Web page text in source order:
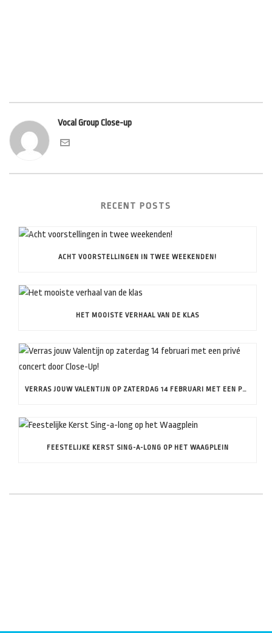
Vocal Group Close-up
RECENT POSTS
ACHT VOORSTELLINGEN IN TWEE WEEKENDEN!
HET MOOISTE VERHAAL VAN DE KLAS
VERRAS JOUW VALENTIJN OP ZATERDAG 14 FEBRUARI MET EEN PRIVÉ CONCERT DOOR CLOSE-UP!
FEESTELIJKE KERST SING-A-LONG OP HET WAAGPLEIN